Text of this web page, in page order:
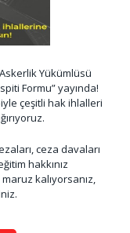
Yükümlüsü
Formu” yayında!
çeşitli hak ihlalleri
ceza davaları
hakkınız
kalıyorsanız,